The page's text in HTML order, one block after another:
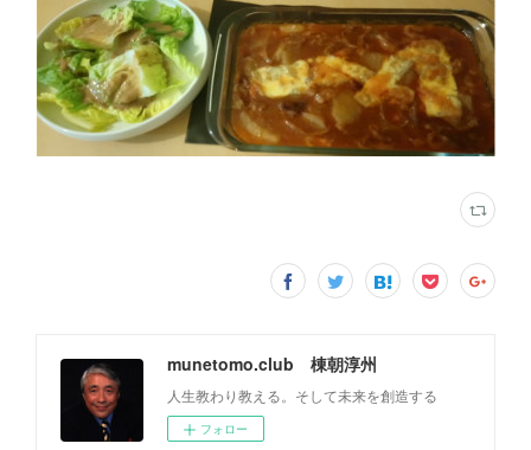
munetomo.club 棟朝淳州
人生教わり教える。そして未来を創造する
フォロー